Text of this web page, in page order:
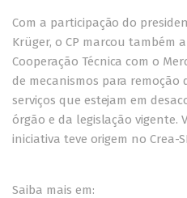
Com a participação do
Krüger, o CP marcou também
Cooperação Técnica com o
de mecanismos para
serviços que estejam em
órgão e da legislação vigente.
iniciativa teve origem no Crea-
Saiba mais em: